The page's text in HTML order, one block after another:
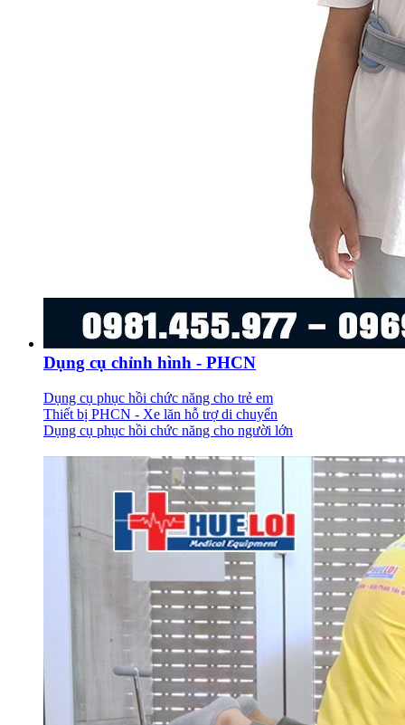
Dụng cụ chỉnh hình - PHCN
Dụng cụ phục hồi chức năng cho trẻ em
Thiết bị PHCN - Xe lăn hỗ trợ di chuyển
Dụng cụ phục hồi chức năng cho người lớn